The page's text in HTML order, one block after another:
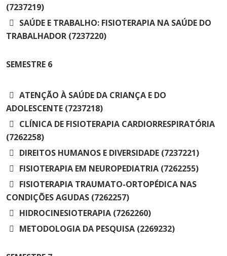
(7237219)
SAÚDE E TRABALHO: FISIOTERAPIA NA SAÚDE DO
TRABALHADOR (7237220)
SEMESTRE 6
ATENÇÃO À SAÚDE DA CRIANÇA E DO
ADOLESCENTE (7237218)
CLÍNICA DE FISIOTERAPIA CARDIORRESPIRATÓRIA
(7262258)
DIREITOS HUMANOS E DIVERSIDADE (7237221)
FISIOTERAPIA EM NEUROPEDIATRIA (7262255)
FISIOTERAPIA TRAUMATO-ORTOPÉDICA NAS
CONDIÇÕES AGUDAS (7262257)
HIDROCINESIOTERAPIA (7262260)
METODOLOGIA DA PESQUISA (2269232)